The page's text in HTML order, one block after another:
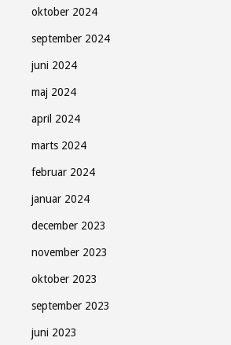
oktober 2024
september 2024
juni 2024
maj 2024
april 2024
marts 2024
februar 2024
januar 2024
december 2023
november 2023
oktober 2023
september 2023
juni 2023